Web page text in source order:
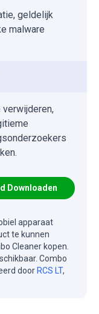
geldelijk
malware
Downloaden
apparaat
te kunnen
Cleaner kopen.
Combo
door RCS LT,